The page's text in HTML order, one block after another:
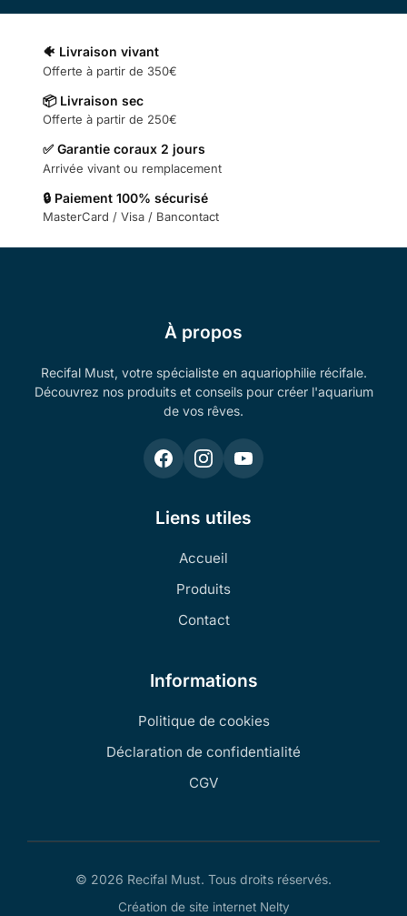
🐠 Livraison vivant
Offerte à partir de 350€
📦 Livraison sec
Offerte à partir de 250€
✅ Garantie coraux 2 jours
Arrivée vivant ou remplacement
🔒 Paiement 100% sécurisé
MasterCard / Visa / Bancontact
À propos
Recifal Must, votre spécialiste en aquariophilie récifale.
Découvrez nos produits et conseils pour créer l'aquarium
de vos rêves.
Liens utiles
Accueil
Produits
Contact
Informations
Politique de cookies
Déclaration de confidentialité
CGV
© 2026 Recifal Must. Tous droits réservés.
Création de site internet Nelty